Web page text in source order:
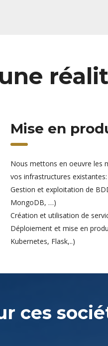
Mise en
Nous mettons en oeuvre les
vos infrastructures existantes:
Gestion et exploitation de
MongoDB, …)
Création et utilisation de
Déploiement et mise en
Kubernetes, Flask,..)
ces